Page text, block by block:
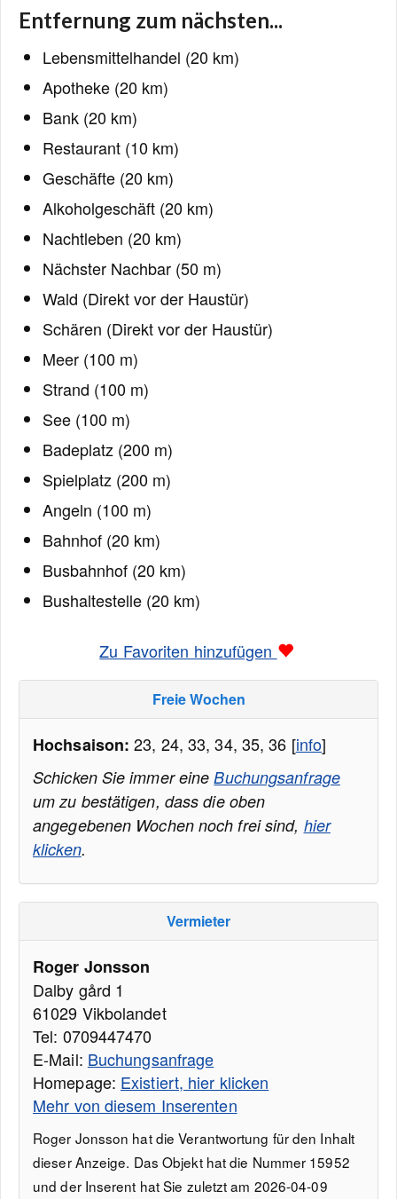
Entfernung zum nächsten...
Lebensmittelhandel (20 km)
Apotheke (20 km)
Bank (20 km)
Restaurant (10 km)
Geschäfte (20 km)
Alkoholgeschäft (20 km)
Nachtleben (20 km)
Nächster Nachbar (50 m)
Wald (Direkt vor der Haustür)
Schären (Direkt vor der Haustür)
Meer (100 m)
Strand (100 m)
See (100 m)
Badeplatz (200 m)
Spielplatz (200 m)
Angeln (100 m)
Bahnhof (20 km)
Busbahnhof (20 km)
Bushaltestelle (20 km)
Zu Favoriten hinzufügen
Freie Wochen
Hochsaison: 23, 24, 33, 34, 35, 36 [info]
Schicken Sie immer eineBuchungsanfrage
um zu bestätigen, dass die oben
angegebenen Wochen noch frei sind, hier
klicken.
Vermieter
Roger Jonsson
Dalby gård 1
61029 Vikbolandet
Tel: 0709447470
E-Mail: Buchungsanfrage
Homepage: Existiert, hier klicken
Mehr von diesem Inserenten
Roger Jonsson hat die Verantwortung für den Inhalt
dieser Anzeige. Das Objekt hat die Nummer 15952
und der Inserent hat Sie zuletzt am 2026-04-09